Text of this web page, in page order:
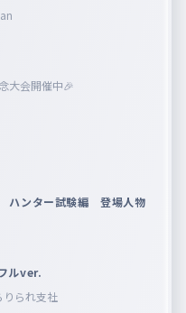
大会開催中🎉
ンター試験編 登場人物
ルver.
りられ支社